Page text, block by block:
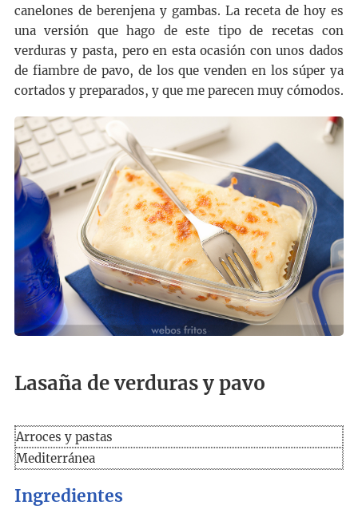
canelones de berenjena y gambas. La receta de hoy es
una versión que hago de este tipo de recetas con
verduras y pasta, pero en esta ocasión con unos dados
de fiambre de pavo, de los que venden en los súper ya
cortados y preparados, y que me parecen muy cómodos.
Lasaña de verduras y pavo
Arroces y pastas
Mediterránea
Ingredientes